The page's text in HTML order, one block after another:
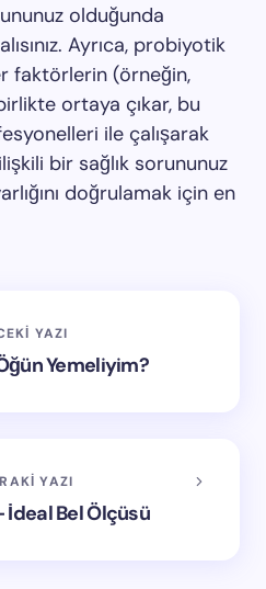
olduğunda
Ayrıca, probiyotik
faktörlerin (örneğin,
ortaya çıkar, bu
ile çalışarak
bir sağlık sorununuz
doğrulamak için en
YAZI
Yemeliyim?
YAZI
- İdeal Bel Ölçüsü